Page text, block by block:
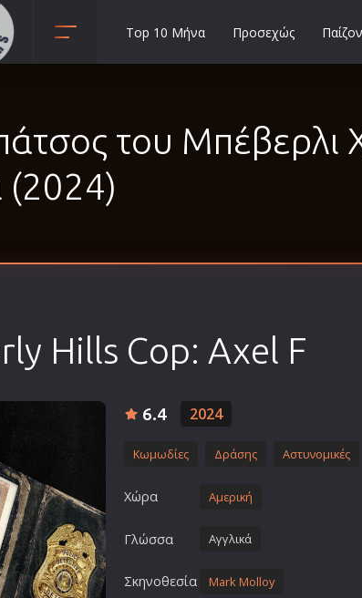
Αισθηματικές
Αστυνομικές
Δράσης
Ελληνικός Κινηματογράφος
Επιστημονικής Φαντασίας
Ευρωπαικός Κινηματογράφος
Θρησκευτικές
Θρίλερ
Ιστορικές
Μικρού
Πολιτική
Top 10 Μήνα Προσεχώς
του Μπέβερλι
(2024)
Hills Cop: Axel F
6.4 2024
Κωμωδίες Δράσης Αστυνομικές
Χώρα Αμερική
Γλώσσα Αγγλικά
Σκηνοθεσία Mark Molloy